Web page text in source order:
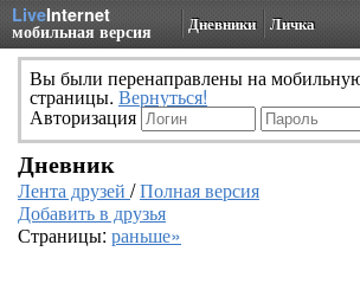
LiveInternet
мобильная версия Дневники Личка
Вы были перенаправлены на
страницы. Вернуться!
Авторизация
Дневник
Лента друзей /Полная версия
Добавить в друзья
Страницы: раньше»